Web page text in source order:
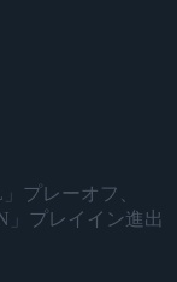
プレーオフ、
」プレイイン進出